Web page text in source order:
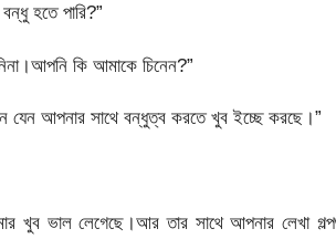
হতে পারি?”
কি আমাকে চিনেন?”
আপনার সাথে বন্ধুত্ব করতে খুব ইচ্ছে করছে।”
খুব ভাল লেগেছে।আর তার সাথে আপনার লেখা